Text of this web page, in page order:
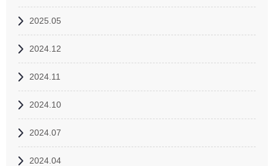
2025.05
2024.12
2024.11
2024.10
2024.07
2024.04